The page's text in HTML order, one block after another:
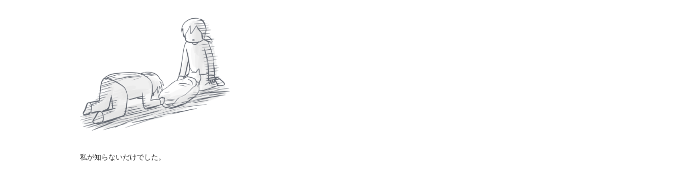
私が知らないだけでした。